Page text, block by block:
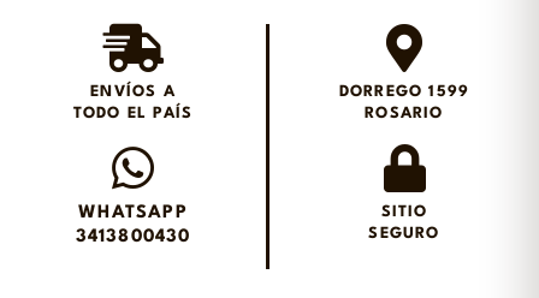
Envios en el día en
Rosario
Envianos un WhatsApp
ENVÍOS A
TODO EL PAÍS
DORREGO 1599
ROSARIO
WHATSAPP
3413800430
SITIO
SEGURO